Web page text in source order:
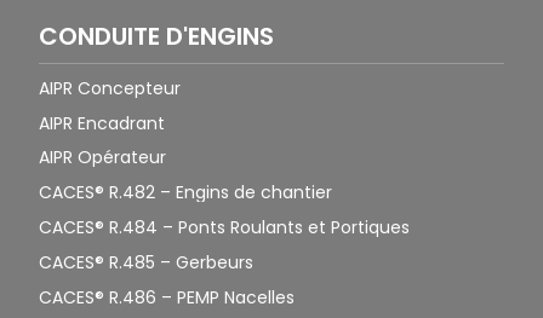
CONDUITE D'ENGINS
AIPR Concepteur
AIPR Encadrant
AIPR Opérateur
CACES® R.482 – Engins de chantier
CACES® R.484 – Ponts Roulants et Portiques
CACES® R.485 – Gerbeurs
CACES® R.486 – PEMP Nacelles